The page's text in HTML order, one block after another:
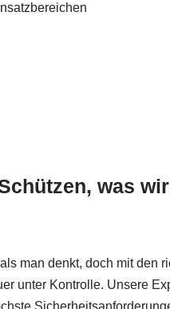
was
man denkt, doch mit den
unter Kontrolle. Unsere